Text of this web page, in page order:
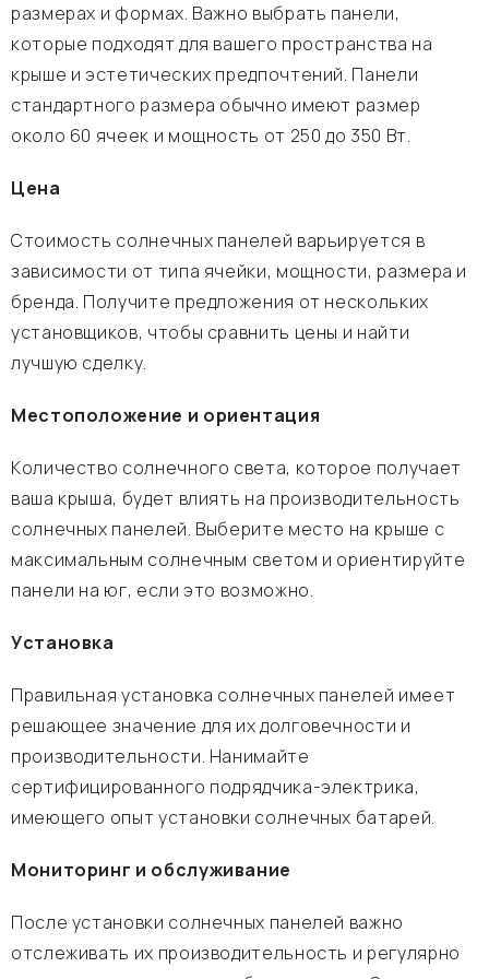
размерах и формах. Важно выбрать панели,
которые подходят для вашего пространства на
крыше и эстетических предпочтений. Панели
стандартного размера обычно имеют размер
около 60 ячеек и мощность от 250 до 350 Вт.
Цена
Стоимость солнечных панелей варьируется в
зависимости от типа ячейки, мощности, размера и
бренда. Получите предложения от нескольких
установщиков, чтобы сравнить цены и найти
лучшую сделку.
Местоположение и ориентация
Количество солнечного света, которое получает
ваша крыша, будет влиять на производительность
солнечных панелей. Выберите место на крыше с
максимальным солнечным светом и ориентируйте
панели на юг, если это возможно.
Установка
Правильная установка солнечных панелей имеет
решающее значение для их долговечности и
производительности. Нанимайте
сертифицированного подрядчика-электрика,
имеющего опыт установки солнечных батарей.
Мониторинг и обслуживание
После установки солнечных панелей важно
отслеживать их производительность и регулярно